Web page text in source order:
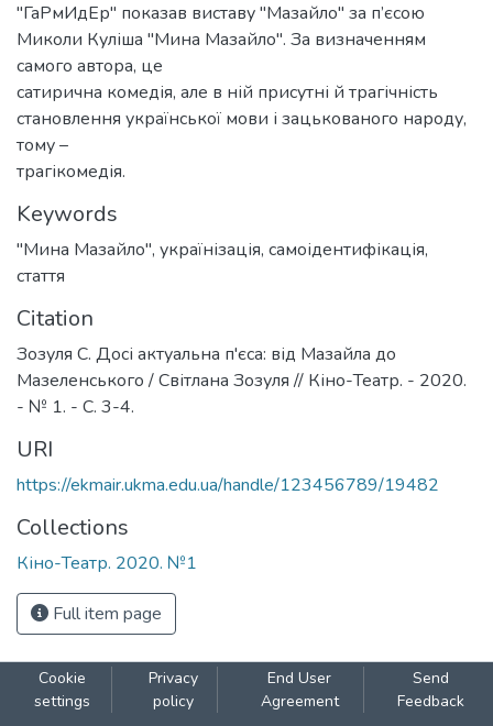
"ГаРмИдЕр" показав виставу "Мазайло" за п’єсою
Миколи Куліша "Мина Мазайло". За визначенням
самого автора, це
сатирична комедія, але в ній присутні й трагічність
становлення української мови і зацькованого народу,
тому –
трагікомедія.
Keywords
"Мина Мазайло", українізація, самоідентифікація,
стаття
Citation
Зозуля С. Досі актуальна п'єса: від Мазайла до
Мазеленського / Світлана Зозуля // Кіно-Театр. - 2020.
- № 1. - С. 3-4.
URI
https://ekmair.ukma.edu.ua/handle/123456789/19482
Collections
Кіно-Театр. 2020. №1
Full item page
Cookie
settings
Privacy
policy
End User
Agreement
Send
Feedback